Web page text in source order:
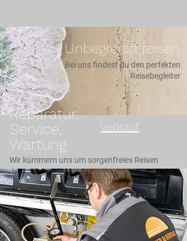
Unbegrenzt reisen
Bei uns findest du den perfekten
Reisebegleiter
Verkauf
Vermietun
g
Reparatur,
Service,
Wartung
Wir kümmern uns um sorgenfreies Reisen
Zum Kontakt